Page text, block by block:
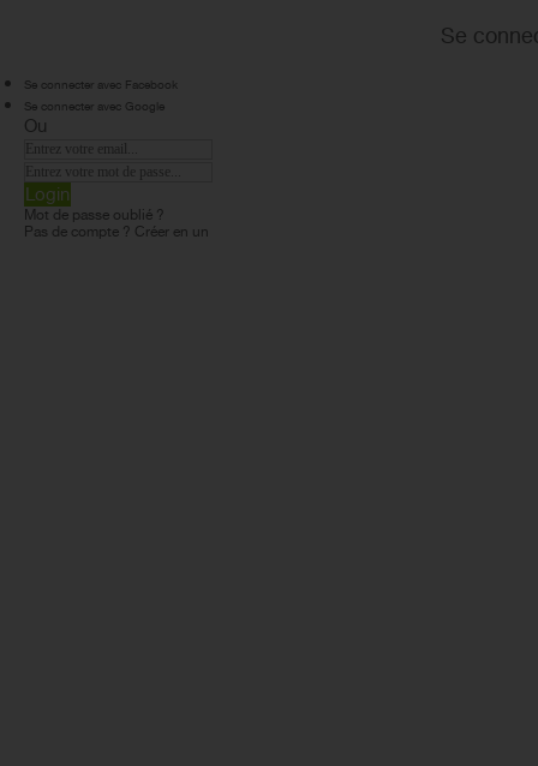
Se
Se connecter avec Facebook
Se connecter avec Google
Ou
Login
Mot de passe oublié ?
Pas de compte ? Créer en un